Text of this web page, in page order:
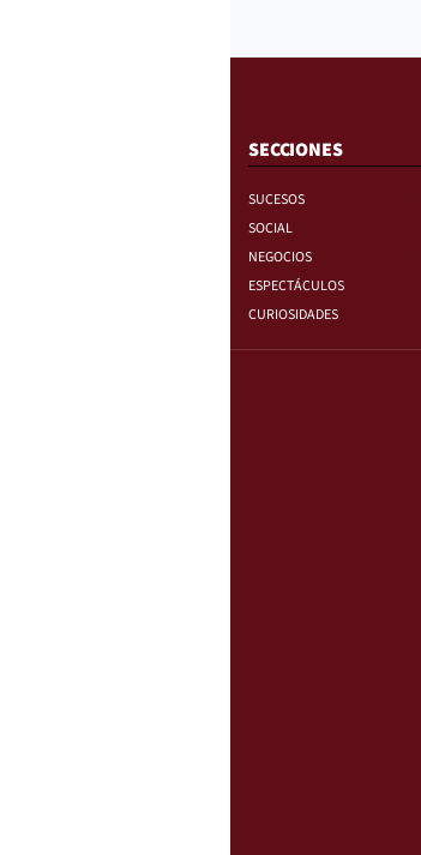
SECCIONES
SUCESOS
SOCIAL
NEGOCIOS
ESPECTÁCULOS
CURIOSIDADES